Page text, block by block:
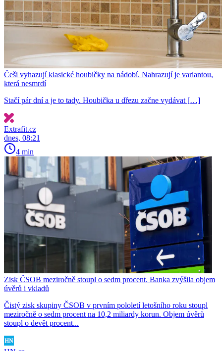
Češi vyhazují klasické houbičky na nádobí. Nahrazují je variantou,
která nesmrdí
Stačí pár dní a je to tady. Houbička u dřezu začne vydávat […]
Extrafit.cz
dnes, 08:21
4 min
Zisk ČSOB meziročně stoupl o sedm procent. Banka zvýšila objem
úvěrů i vkladů
Čistý zisk skupiny ČSOB v prvním pololetí letošního roku stoupl
meziročně o sedm procent na 10,2 miliardy korun. Objem úvěrů
stoupl o devět procent...